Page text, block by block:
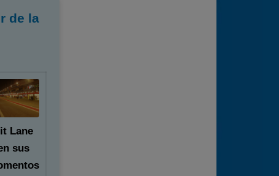
de la
Lane
sus